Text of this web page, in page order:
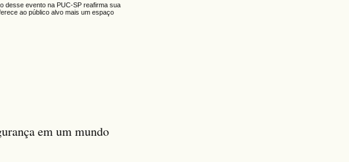
desse evento na PUC-SP reafirma sua
ao público alvo mais um espaço
em um mundo